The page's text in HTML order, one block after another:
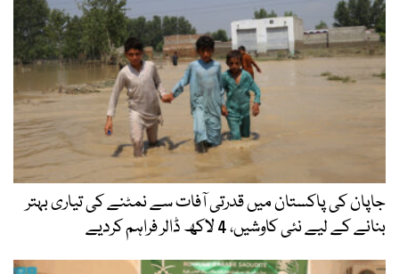
جاپان کی پاکستان میں قدرتی آفات سے نمٹنے کی تیاری بہتر
بنانے کے لیے نئی کاوشیں، 4 لاکھ ڈالر فراہم کردیے